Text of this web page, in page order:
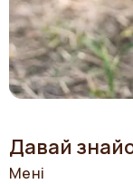
Давай
Мені